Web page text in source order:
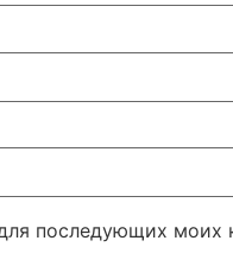
последующих моих